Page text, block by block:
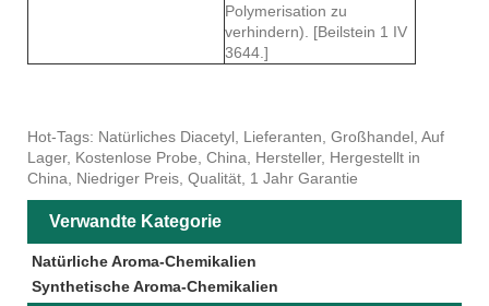
Polymerisation zu
verhindern). [Beilstein 1 IV
3644.]
Hot-Tags: Natürliches Diacetyl, Lieferanten, Großhandel, Auf
Lager, Kostenlose Probe, China, Hersteller, Hergestellt in
China, Niedriger Preis, Qualität, 1 Jahr Garantie
Verwandte Kategorie
Natürliche Aroma-Chemikalien
Synthetische Aroma-Chemikalien